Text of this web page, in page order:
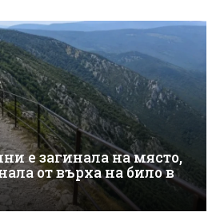
е загинала на място,
от върха на било в